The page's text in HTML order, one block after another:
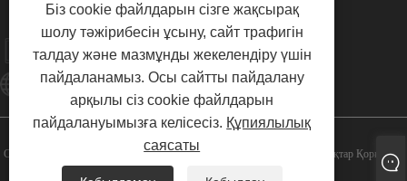
Цюаньчжоу Қаласы, Фуцзянь Провинциясы, Қытай
+86-595-22777735
Qzlcdz@126.com
Copyright © 2024 Quanzhou Lianchang Electronics Co., Ltd. Барлық Құқықтар Қорғалған
Біз cookie файлдарын сізге жақсырақ
шолу тәжірибесін ұсыну, сайт трафигін
талдау және мазмұнды жекелендіру үшін
пайдаланамыз. Осы сайтты пайдалану
арқылы сіз cookie файлдарын
пайдалануымызға келісесіз. Құпиялылық
саясаты